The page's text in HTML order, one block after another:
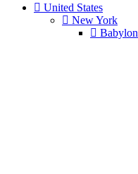
United States
New York
Babylon